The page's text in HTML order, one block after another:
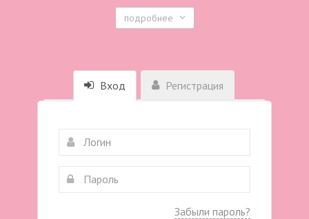
подробнее
Вход Регистрация
Забыли пароль?